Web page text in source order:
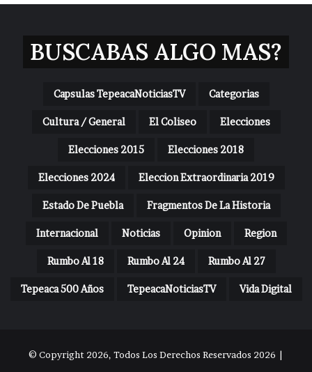
BUSCABAS ALGO MAS?
Capsulas TepeacaNoticiasTV Categorias
Cultura / General El Coliseo Elecciones
Elecciones 2015 Elecciones 2018
Elecciones 2024 Eleccion Extraordinaria 2019
Estado De Puebla Fragmentos De La Historia
Internacional Noticias Opinion Region
Rumbo Al 18 Rumbo Al 24 Rumbo Al 27
Tepeaca 500 Años TepeacaNoticiasTV Vida Digital
© Copyright 2026, Todos Los Derechos Reservados 2026 |